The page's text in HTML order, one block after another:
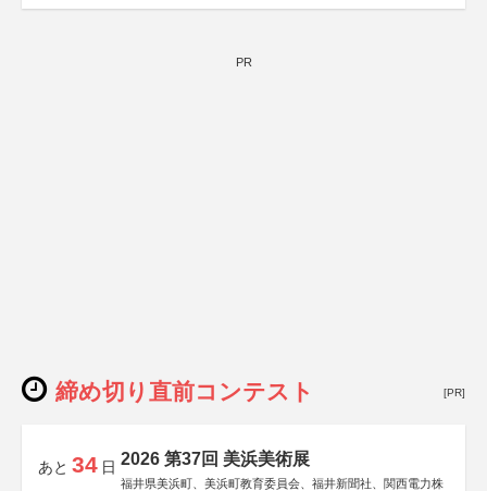
PR
締め切り直前コンテスト [PR]
あと 34 日 2026 第37回 美浜美術展
福井県美浜町、美浜町教育委員会、福井新聞社、関西電力株